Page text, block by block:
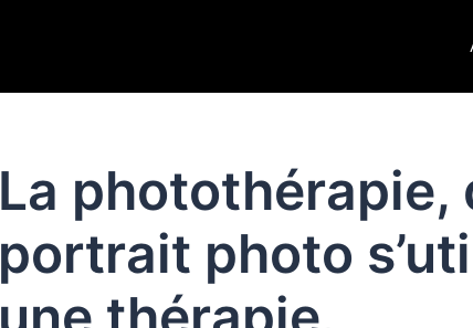
La photothérapie,
portrait photo